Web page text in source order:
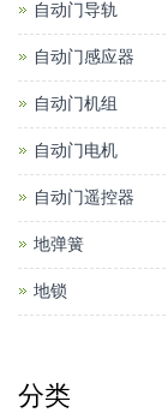
自动门导轨
自动门感应器
自动门机组
自动门电机
自动门遥控器
地弹簧
地锁
分类